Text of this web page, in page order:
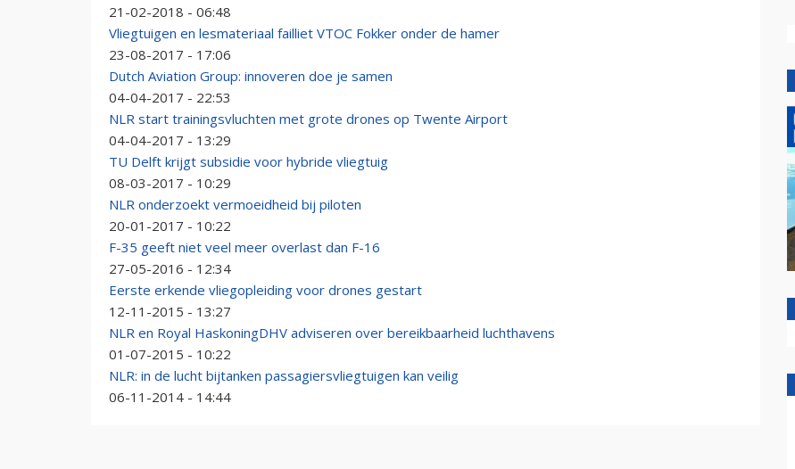
21-02-2018 - 06:48
Vliegtuigen en lesmateriaal failliet VTOC Fokker onder de hamer
23-08-2017 - 17:06
Dutch Aviation Group: innoveren doe je samen
04-04-2017 - 22:53
NLR start trainingsvluchten met grote drones op Twente Airport
04-04-2017 - 13:29
TU Delft krijgt subsidie voor hybride vliegtuig
08-03-2017 - 10:29
NLR onderzoekt vermoeidheid bij piloten
20-01-2017 - 10:22
F-35 geeft niet veel meer overlast dan F-16
27-05-2016 - 12:34
Eerste erkende vliegopleiding voor drones gestart
12-11-2015 - 13:27
NLR en Royal HaskoningDHV adviseren over bereikbaarheid luchthavens
01-07-2015 - 10:22
NLR: in de lucht bijtanken passagiersvliegtuigen kan veilig
06-11-2014 - 14:44